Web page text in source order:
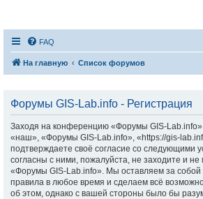
FAQ
На главную Список форумов
Форумы GIS-Lab.info - Регистрация
Заходя на конференцию «Форумы GIS-
«наш», «Форумы GIS-Lab.info», «https://gis-
подтверждаете своё согласие со следующими
согласны с ними, пожалуйста, не заходите и
«Форумы GIS-Lab.info». Мы оставляем за собой
правила в любое время и сделаем всё
об этом, однако с вашей стороны было бы